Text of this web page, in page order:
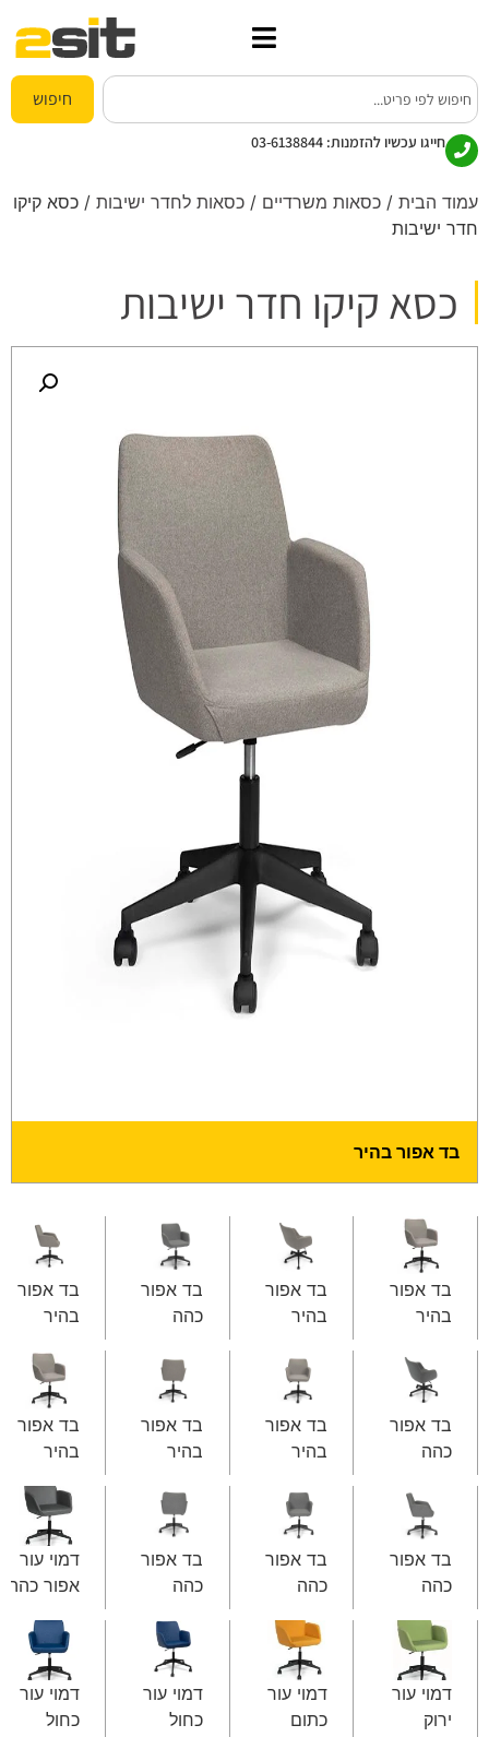
חיפוש
חייגו עכשיו להזמנות: 03-6138844
עמוד הבית / כסאות משרדיים / כסאות לחדר ישיבות / כסא קיקו
חדר ישיבות
כסא קיקו חדר ישיבות
בד אפור בהיר
בד אפור
בהיר
בד אפור
בהיר
בד אפור
כהה
בד אפור
בהיר
בד אפור
כהה
בד אפור
בהיר
בד אפור
בהיר
בד אפור
בהיר
בד אפור
כהה
בד אפור
כהה
בד אפור
כהה
דמוי עור
אפור כהה
דמוי עור
ירוק
דמוי עור
כתום
דמוי עור
כחול
דמוי עור
כחול